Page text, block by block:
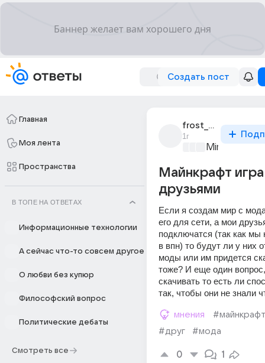
Создать пост
Главная
Моя лента
Пространства
В ТОПЕ НА ОТВЕТАХ
Информационные технологии
А сейчас что-то совсем другое
О любви без купюр
Философский вопрос
Политические дебаты
Смотреть все
frost_2082
1г
Minecraft
Майнкрафт
друзьями
Если я создам мир с
его для сети, а мои
подключатся (так как мы
в впн) то будут ли у них
моды или им придется
тоже? И еще один
скачивать то есть ли
так, чтобы они не знали
мнения
#друг
#мода
0 1